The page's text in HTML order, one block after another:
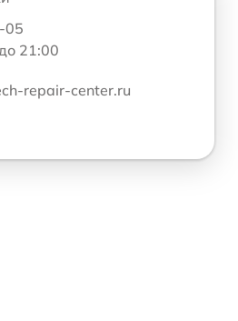
05
21:00
repair-center.ru